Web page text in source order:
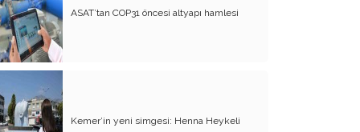
İç Cepheyi Tahkim Etmenin Yolu Adalet
Refah ve Özgürlüklerden Geçer! (II)
İç Cephe Tahkimi Bir Zorunluluktur! (I)
Hak Nerdeyse Siz Orda Olun! (Bir Dava
Adamı: Muhsin Yazıcıoğlu! (II. Kısım)
ASAT’tan COP31 öncesi altyapı hamlesi
Kemer’in yeni simgesi: Henna Heykeli